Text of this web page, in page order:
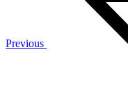
Previous